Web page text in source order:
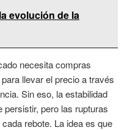
evolución de la
necesita compras
llevar el precio a través
Sin eso, la estabilidad
persistir, pero las rupturas
rebote. La idea es que